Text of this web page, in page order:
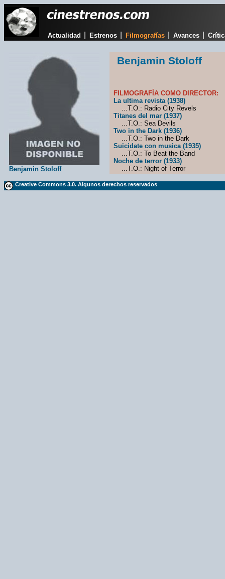
Actualidad Estrenos Filmografías Avances
Benjamin Stoloff
Benjamin Stoloff
FILMOGRAFÍA COMO DIRECTOR:
La ultima revista (1938)
...T.O.: Radio City Revels
Titanes del mar (1937)
...T.O.: Sea Devils
Two in the Dark (1936)
...T.O.: Two in the Dark
Suicidate con musica (1935)
...T.O.: To Beat the Band
Noche de terror (1933)
...T.O.: Night of Terror
Creative Commons 3.0. Algunos derechos reservados